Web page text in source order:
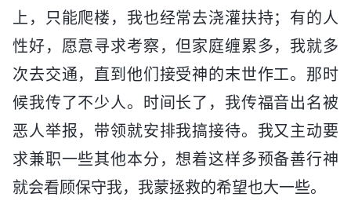
上，只能爬楼，我也经常去浇灌扶持；有的人
性好，愿意寻求考察，但家庭缠累多，我就多
次去交通，直到他们接受神的末世作工。那时
候我传了不少人。时间长了，我传福音出名被
恶人举报，带领就安排我搞接待。我又主动要
求兼职一些其他本分，想着这样多预备善行神
就会看顾保守我，我蒙拯救的希望也大一些。